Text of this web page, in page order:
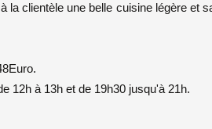
la clientèle une belle cuisine légère et
12h à 13h et de 19h30 jusqu'à 21h.